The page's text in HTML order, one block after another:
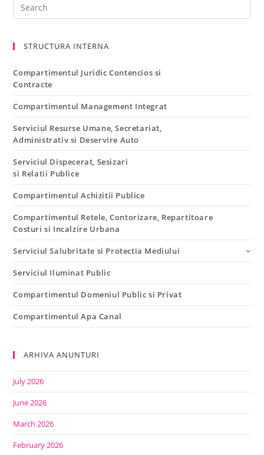
STRUCTURA INTERNA
Compartimentul Juridic Contencios si
Contracte
Compartimentul Management Integrat
Serviciul Resurse Umane, Secretariat,
Administrativ si Deservire Auto
Serviciul Dispecerat, Sesizari
si Relatii Publice
Compartimentul Achizitii Publice
Compartimentul Retele, Contorizare, Repartitoare
Costuri si Incalzire Urbana
Serviciul Salubritate si Protectia Mediului
Serviciul Iluminat Public
Compartimentul Domeniul Public si Privat
Compartimentul Apa Canal
ARHIVA ANUNTURI
July 2026
June 2026
March 2026
February 2026